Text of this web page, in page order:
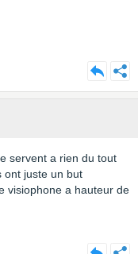
servent a rien du tout
ont juste un but
visiophone a hauteur de